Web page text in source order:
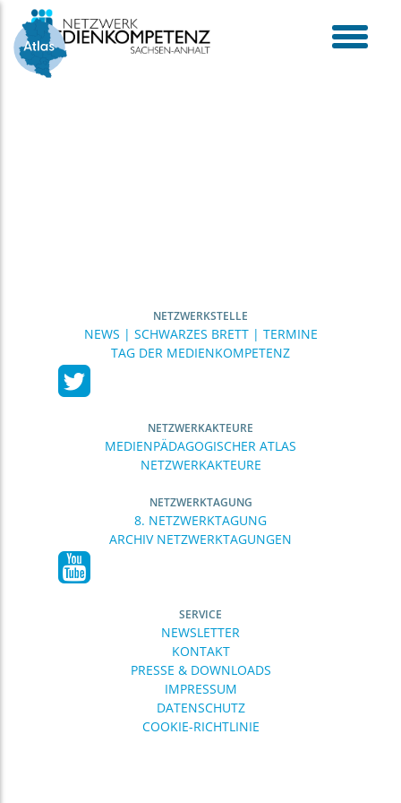
toggle
menu
Skip
content
NETZWERKSTELLE
NEWS | SCHWARZES BRETT | TERMINE
TAG DER MEDIENKOMPETENZ
NETZWERKAKTEURE
MEDIENPÄDAGOGISCHER ATLAS
NETZWERKAKTEURE
NETZWERKTAGUNG
8. NETZWERKTAGUNG
ARCHIV NETZWERKTAGUNGEN
SERVICE
NEWSLETTER
KONTAKT
PRESSE & DOWNLOADS
IMPRESSUM
DATENSCHUTZ
COOKIE-RICHTLINIE